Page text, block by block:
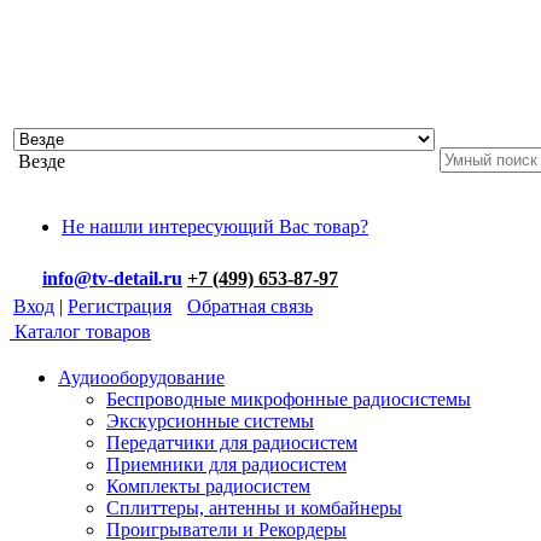
Везде
Не нашли интересующий Вас товар?
info@tv-detail.ru +7 (499) 653-87-97
Вход | Регистрация
Обратная связь
Каталог товаров
Аудиооборудование
Беспроводные микрофонные радиосистемы
Экскурсионные системы
Передатчики для радиосистем
Приемники для радиосистем
Комплекты радиосистем
Сплиттеры, антенны и комбайнеры
Проигрыватели и Рекордеры